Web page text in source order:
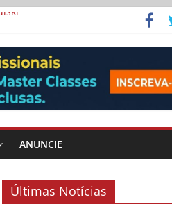
ANUNCIE
Últimas Notícias